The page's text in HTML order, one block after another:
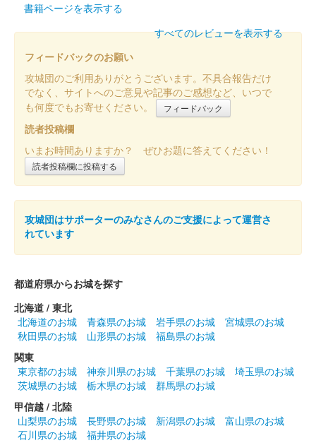
安中城 御城印 令和五年夏限定版
安中城 御城印
井伊家春限定版
井伊家バージョンの御城印。
安中城 御城印
安中城 御城印
銀箔押し版
井伊家バージョンの御城印。赤備え御城印が銀箔押しの特別版と
して発売された。
安中城 御城印
100枚限定
書籍ページを表示する
すべてのレビューを表示する
フィードバックのお願い
攻城団のご利用ありがとうございます。不具合報告だけ
でなく、サイトへのご意見や記事のご感想など、いつで
も何度でもお寄せください。
フィードバック
読者投稿欄
いまお時間ありますか？ ぜひお題に答えてください！
読者投稿欄に投稿する
攻城団はサポーターのみなさんのご支援によって運営さ
れています
都道府県からお城を探す
北海道 / 東北
北海道のお城
青森県のお城 岩手県のお城
宮城県のお城
秋田県のお城
山形県のお城
福島県のお城
関東
東京都のお城
神奈川県のお城 千葉県のお城
埼玉県のお城
茨城県のお城
栃木県のお城
群馬県のお城
甲信越 / 北陸
山梨県のお城
長野県のお城 新潟県のお城
富山県のお城
石川県のお城
福井県のお城